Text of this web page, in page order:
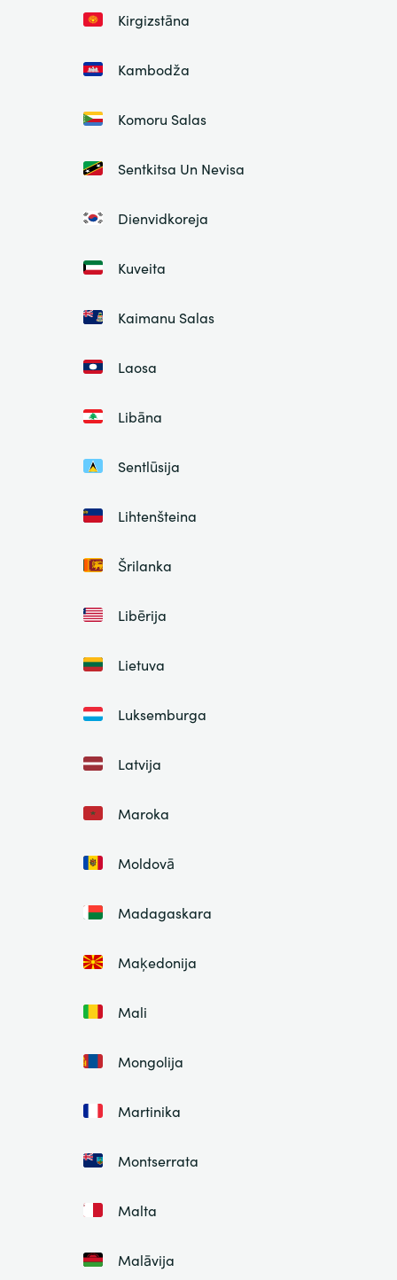
Kirgizstāna
Kambodža
Komoru Salas
Sentkitsa Un Nevisa
Dienvidkoreja
Kuveita
Kaimanu Salas
Laosa
Libāna
Sentlūsija
Lihtenšteina
Šrilanka
Libērija
Lietuva
Luksemburga
Latvija
Maroka
Moldovā
Madagaskara
Maķedonija
Mali
Mongolija
Martinika
Montserrata
Malta
Malāvija